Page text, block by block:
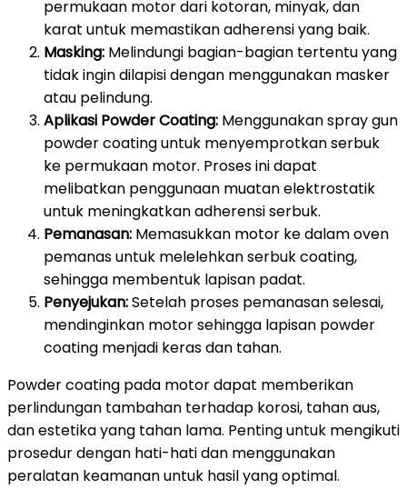
permukaan motor dari kotoran, minyak, dan
karat untuk memastikan adherensi yang baik.
Masking: Melindungi bagian-bagian tertentu yang
tidak ingin dilapisi dengan menggunakan masker
atau pelindung.
Aplikasi Powder Coating: Menggunakan spray gun
powder coating untuk menyemprotkan serbuk
ke permukaan motor. Proses ini dapat
melibatkan penggunaan muatan elektrostatik
untuk meningkatkan adherensi serbuk.
Pemanasan: Memasukkan motor ke dalam oven
pemanas untuk melelehkan serbuk coating,
sehingga membentuk lapisan padat.
Penyejukan:Setelah proses pemanasan selesai,
mendinginkan motor sehingga lapisan powder
coating menjadi keras dan tahan.
Powder coating pada motor dapat memberikan
perlindungan tambahan terhadap korosi, tahan aus,
dan estetika yang tahan lama. Penting untuk mengikuti
prosedur dengan hati-hati dan menggunakan
peralatan keamanan untuk hasil yang optimal.